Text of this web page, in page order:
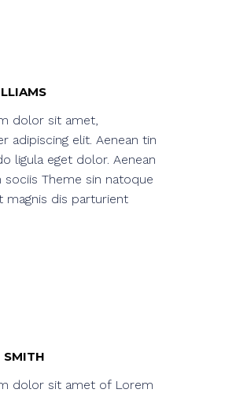
dolor sit amet,
adipiscing elit. Aenean tin
ligula eget dolor. Aenean
sociis Theme sin natoque
magnis dis parturient
SMITH
dolor sit amet of Lorem